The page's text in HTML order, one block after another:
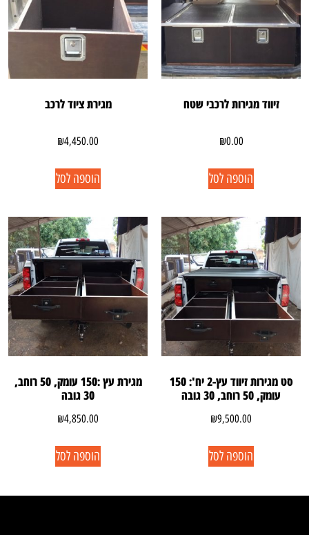
זיווד מגירות לרכבי שטח
₪0.00
הוספה לסל
מגירת ציוד לרכב
₪4,450.00
הוספה לסל
סט מגירות זיווד עץ-2 יח': 150
עומק, 50 רוחב, 30 גובה
₪9,500.00
הוספה לסל
מגירת עץ :150 עומק, 50 רוחב,
30 גובה
₪4,850.00
הוספה לסל